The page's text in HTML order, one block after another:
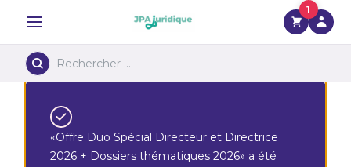
1
«Offre Duo Spécial Directeur et Directrice
2026 + Dossiers thématiques 2026» a été